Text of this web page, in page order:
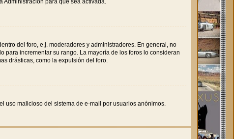
Administración para que sea activada.
del foro, e.j. moderadores y administradores. En general, no
para incrementar su rango. La mayoría de los foros lo consideran
drásticas, como la expulsión del foro.
uso malicioso del sistema de e-mail por usuarios anónimos.